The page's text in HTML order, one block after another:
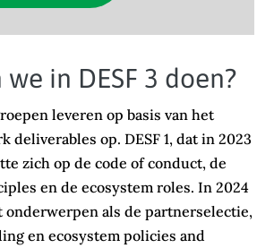
in DESF 3 doen?
leveren op basis van het
deliverables op. DESF 1, dat in 2023
zich op de code of conduct, de
en de ecosystem roles. In 2024
onderwerpen als de partnerselectie,
en ecosystem policies and